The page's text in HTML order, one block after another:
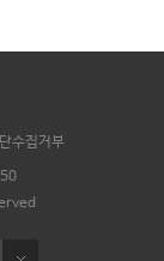
수집거부